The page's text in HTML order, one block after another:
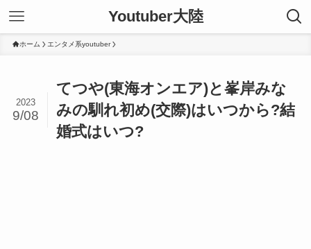
Youtuber大陸
ホーム エンタメ系youtuber
てつや(東海オンエア)と峯岸みな
みの馴れ初め(交際)はいつから?結
婚式はいつ?
2023
9/08